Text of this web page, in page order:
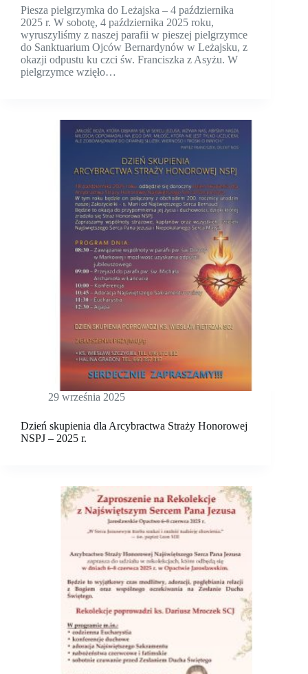
Piesza pielgrzymka do Leżajska – 4 października
2025 r. W sobotę, 4 października 2025 roku,
wyruszyliśmy z naszej parafii w pieszej pielgrzymce
do Sanktuarium Ojców Bernardynów w Leżajsku, z
okazji odpustu ku czci św. Franciszka z Asyżu. W
pielgrzymce wzięło…
29 września 2025
Dzień skupienia dla Arcybractwa Straży Honorowej
NSPJ – 2025 r.